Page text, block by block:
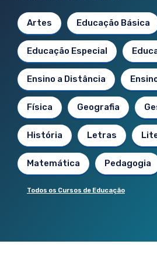
Artes Educação Básica
Educação Especial
Ensino a Distância
Física Geografia
História Letras
Matemática Pedagogia
Todos os Cursos de Educação